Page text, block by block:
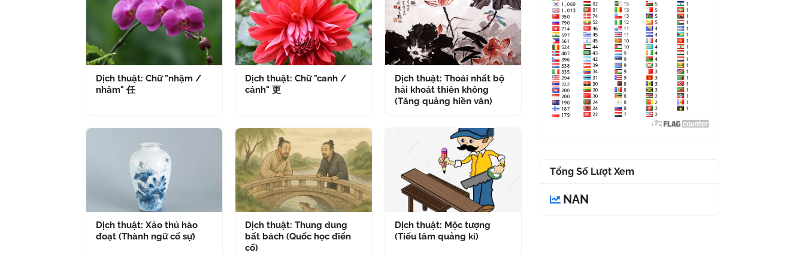
Dịch thuật: Chữ "nhậm /
nhâm" 任
Dịch thuật: Chữ "canh /
cánh" 更
Dịch thuật: Thoái nhất bộ
hải khoát thiên không
(Tăng quảng hiền văn)
Dịch thuật: Xảo thủ hào
đoạt (Thành ngữ cố sự)
Dịch thuật: Thung dung
bất bách (Quốc học điển
cố)
Dịch thuật: Mộc tượng
(Tiếu lâm quảng kí)
Tổng Số Lượt Xem
NAN